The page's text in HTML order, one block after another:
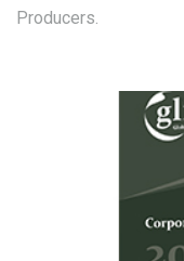
Producers.